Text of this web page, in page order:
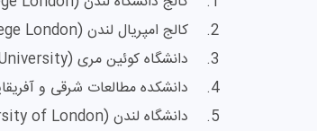
2. کالج امپریال لندن (Imperial College London)
3. دانشگاه کوئین مری (Queen Mary University)
4. دانشکده مطالعات شرقی و آفریقایی (SOAS – School of Oriental and African Studies)
5. دانشگاه لندن (University of London)